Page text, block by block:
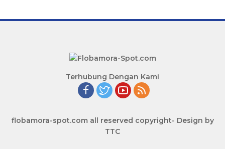
Terhubung Dengan Kami
flobamora-spot.com all reserved copyright- Design by
TTC